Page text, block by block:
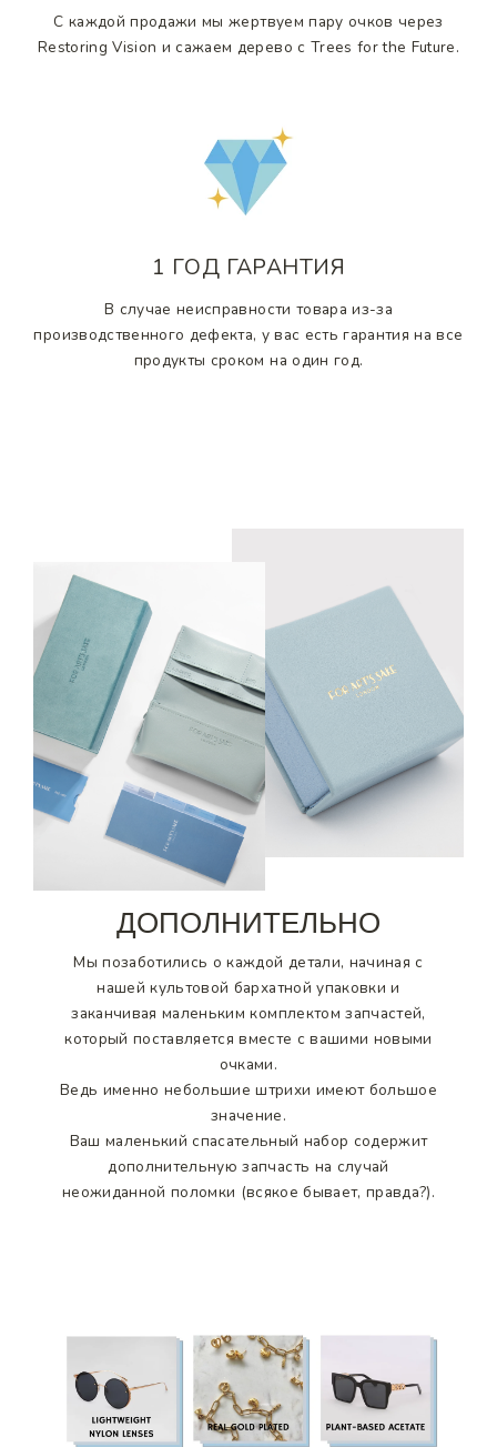
С каждой продажи мы жертвуем пару очков через
Restoring Vision и сажаем дерево с Trees for the Future.
1 ГОД ГАРАНТИЯ
В случае неисправности товара из-за
производственного дефекта, у вас есть гарантия на все
продукты сроком на один год.
ДОПОЛНИТЕЛЬНО
Мы позаботились о каждой детали, начиная с
нашей культовой бархатной упаковки и
заканчивая маленьким комплектом запчастей,
который поставляется вместе с вашими новыми
очками.
Ведь именно небольшие штрихи имеют большое
значение.
Ваш маленький спасательный набор содержит
дополнительную запчасть на случай
неожиданной поломки (всякое бывает, правда?).